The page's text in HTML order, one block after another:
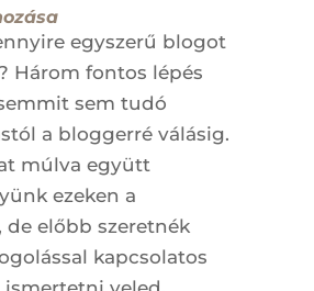
egyszerű blogot
Három fontos lépés
sem tudó
a bloggerré válásig.
múlva együtt
ezeken a
de előbb szeretnék
kapcsolatos